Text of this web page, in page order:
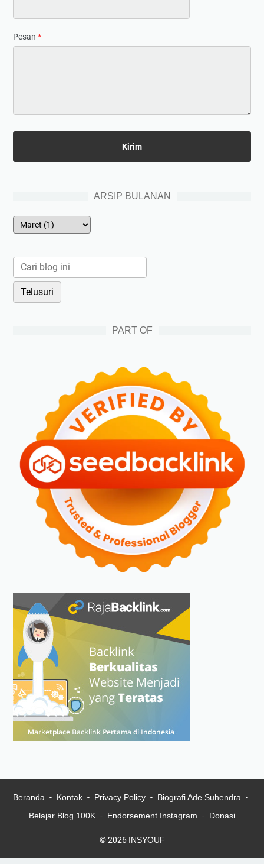
Pesan *
ARSIP BULANAN
PART OF
Beranda Kontak Privacy Policy
Biografi Ade Suhendra
Belajar Blog 100K
Endorsement Instagram Donasi
© 2026 INSYOUF